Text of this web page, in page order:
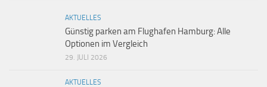
AKTUELLES
Günstig parken am Flughafen Hamburg: Alle
Optionen im Vergleich
29. JULI 2026
AKTUELLES